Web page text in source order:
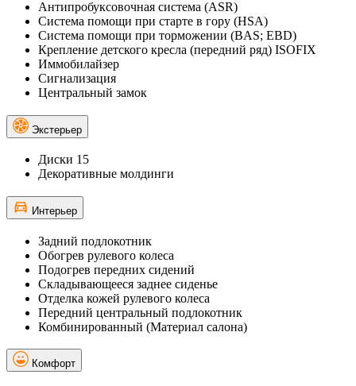
Антипробуксовочная система (ASR)
Система помощи при старте в гору (HSA)
Система помощи при торможении (BAS; EBD)
Крепление детского кресла (передний ряд) ISOFIX
Иммобилайзер
Сигнализация
Центральный замок
Экстерьер
Диски 15
Декоративные молдинги
Интерьер
Задний подлокотник
Обогрев рулевого колеса
Подогрев передних сидений
Складывающееся заднее сиденье
Отделка кожей рулевого колеса
Передний центральный подлокотник
Комбинированный (Материал салона)
Комфорт